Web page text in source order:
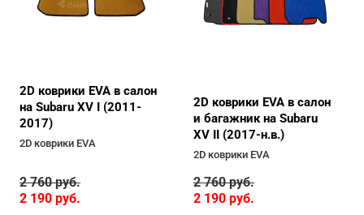
2D коврики EVA в салон
на Subaru XV I (2011-
2017)
2D коврики EVA
2 760руб.
2 190 руб.
2D коврики EVA в салон
и багажник на Subaru
XV II (2017-н.в.)
2D коврики EVA
2 760руб.
2 190 руб.